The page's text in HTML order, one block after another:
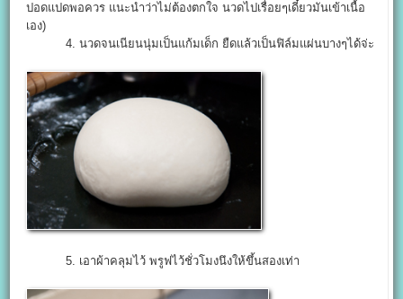
ปอดแปดพอควร แนะนำว่าไม่ต้องตกใจ นวดไปเรื่อยๆเดี๋ยวมันเข้าเนื้อ
เอง)
4. นวดจนเนียนนุ่มเป็นแก้มเด็ก ยืดแล้วเป็นฟิล์มแผ่นบางๆได้จ่ะ
5. เอาผ้าคลุมไว้ พรูฟไว้ชั่วโมงนึงให้ขึ้นสองเท่า